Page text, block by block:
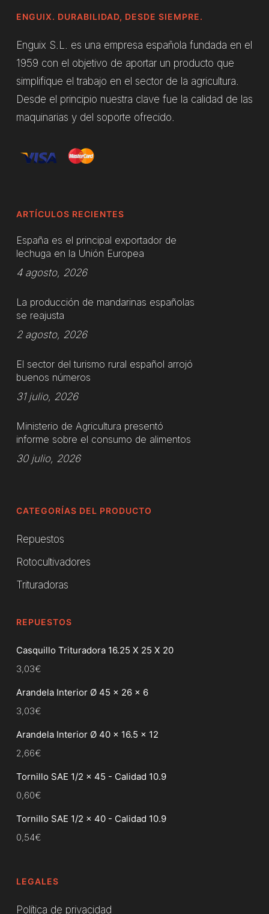
ENGUIX. DURABILIDAD, DESDE SIEMPRE.
Enguix S.L. es una empresa española fundada en el
1959 con el objetivo de aportar un producto que
simplifique el trabajo en el sector de la agricultura.
Desde el principio nuestra clave fue la calidad de las
maquinarias y del soporte ofrecido.
ARTÍCULOS RECIENTES
España es el principal exportador de
lechuga en la Unión Europea
4 agosto, 2026
La producción de mandarinas españolas
se reajusta
2 agosto, 2026
El sector del turismo rural español arrojó
buenos números
31 julio, 2026
Ministerio de Agricultura presentó
informe sobre el consumo de alimentos
30 julio, 2026
CATEGORÍAS DEL PRODUCTO
Repuestos
Rotocultivadores
Trituradoras
REPUESTOS
Casquillo Trituradora 16.25 X 25 X 20
3,03€
Arandela Interior Ø 45 x 26 x 6
3,03€
Arandela Interior Ø 40 x 16.5 x 12
2,66€
Tornillo SAE 1/2 x 45 - Calidad 10.9
0,60€
Tornillo SAE 1/2 x 40 - Calidad 10.9
0,54€
LEGALES
Política de privacidad